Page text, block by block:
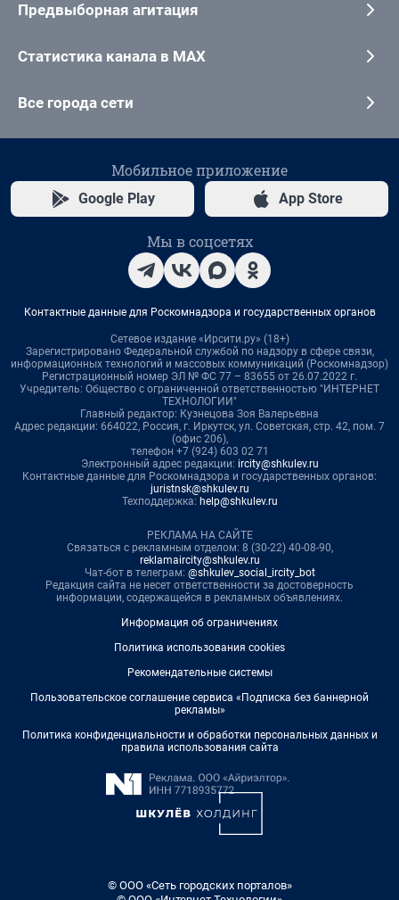
Предвыборная агитация
Статистика канала в MAX
Все города сети
Мобильное приложение
Google Play App Store
Мы в соцсетях
Контактные данные для Роскомнадзора и государственных органов
Сетевое издание «Ирсити.ру» (18+)
Зарегистрировано Федеральной службой по надзору в сфере связи,
информационных технологий и массовых коммуникаций (Роскомнадзор)
Регистрационный номер ЭЛ № ФС 77 – 83655 от 26.07.2022 г.
Учредитель: Общество с ограниченной ответственностью "ИНТЕРНЕТ
ТЕХНОЛОГИИ"
Главный редактор: Кузнецова Зоя Валерьевна
Адрес редакции: 664022, Россия, г. Иркутск, ул. Советская, стр. 42, пом. 7
(офис 206),
телефон +7 (924) 603 02 71
Электронный адрес редакции: ircity@shkulev.ru
Контактные данные для Роскомнадзора и государственных органов:
juristnsk@shkulev.ru
Техподдержка: help@shkulev.ru
РЕКЛАМА НА САЙТЕ
Связаться с рекламным отделом: 8 (30-22) 40-08-90,
reklamaircity@shkulev.ru
Чат-бот в телеграм: @shkulev_social_ircity_bot
Редакция сайта не несет ответственности за достоверность
информации, содержащейся в рекламных объявлениях.
Информация об ограничениях
Политика использования cookies
Рекомендательные системы
Пользовательское соглашение сервиса «Подписка без баннерной
рекламы»
Политика конфиденциальности и обработки персональных данных и
правила использования сайта
© ООО «Сеть городских порталов»